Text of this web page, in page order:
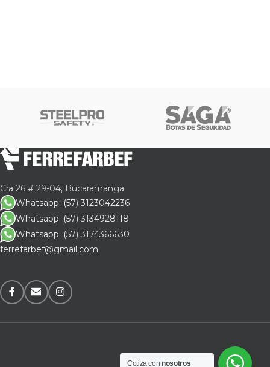
Cra 26 # 29-04, Bucaramanga
Whatsapp: (57) 3123042236
Whatsapp: (57) 3134928118
Whatsapp: (57) 3174366630
ferrefarbef@gmail.com
Cotiza connosotros